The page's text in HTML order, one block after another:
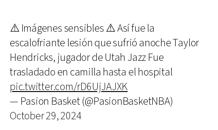
⚠️ Imágenes sensibles ⚠️ Así fue la
escalofriante lesión que sufrió anoche Taylor
Hendricks, jugador de Utah Jazz Fue
trasladado en camilla hasta el hospital
pic.twitter.com/rD6UjJAJXK
— Pasion Basket (@PasionBasketNBA)
October 29, 2024